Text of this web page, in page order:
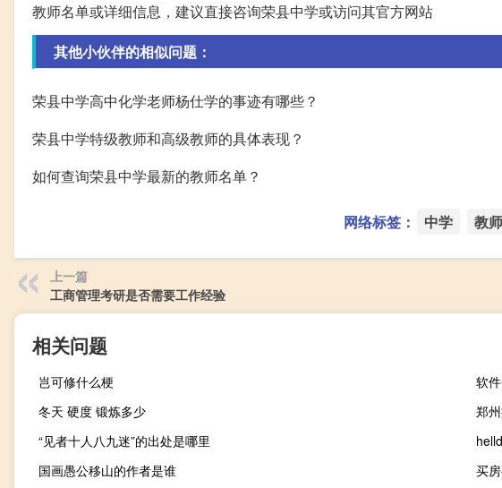
教师名单或详细信息，建议直接咨询荣县中学或访问其官方网站
其他小伙伴的相似问题：
荣县中学高中化学老师杨仕学的事迹有哪些？
荣县中学特级教师和高级教师的具体表现？
如何查询荣县中学最新的教师名单？
网络标签： 中学 教师
上一篇
工商管理考研是否需要工作经验
相关问题
岂可修什么梗
软
冬天 硬度 锻炼多少
郑
“见者十人八九迷”的出处是哪里
国画愚公移山的作者是谁
买